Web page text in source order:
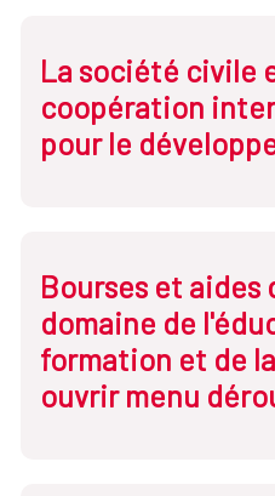
La société civile
coopération
pour le
Bourses et aides
domaine de
formation et de
ouvrir menu